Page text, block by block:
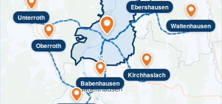
Babenhausen
Ebershausen
Kirchhaslach
Oberroth
Unterroth
Waltenhausen